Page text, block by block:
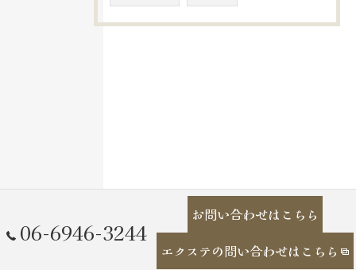
06-6946-3244
お問い合わせはこちら
エクステの問い合わせはこちら